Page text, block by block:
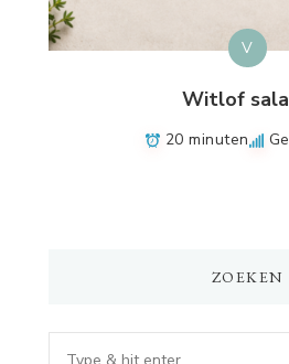
V
Witlof
20 minuten
ZOEKEN
Op